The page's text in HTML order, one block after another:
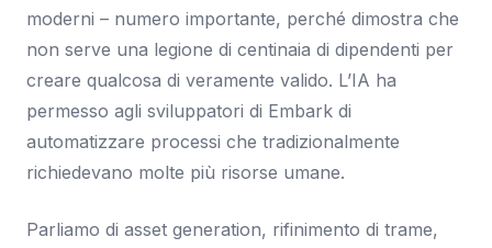
moderni – numero importante, perché dimostra che
non serve una legione di centinaia di dipendenti per
creare qualcosa di veramente valido. L’IA ha
permesso agli sviluppatori di Embark di
automatizzare processi che tradizionalmente
richiedevano molte più risorse umane.
Parliamo di asset generation, rifinimento di trame,